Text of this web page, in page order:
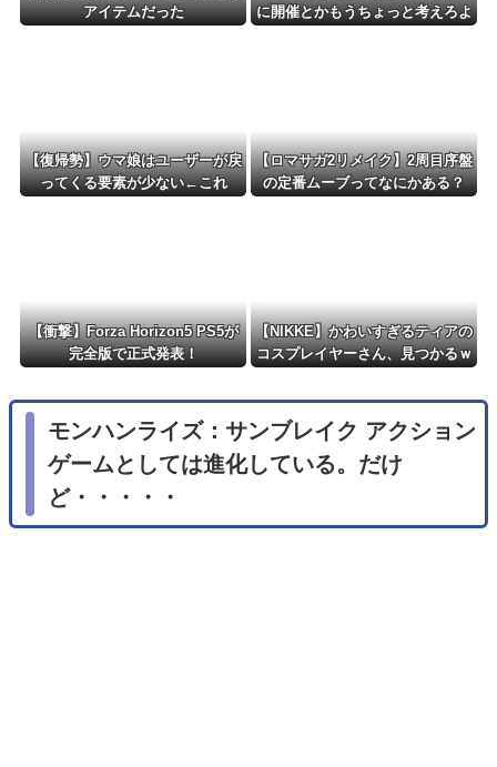
アイテムだった
に開催とかもうちょっと考えろよ
【復帰勢】ウマ娘はユーザーが戻
ってくる要素が少ない←これ
【ロマサガ2リメイク】2周目序盤
の定番ムーブってなにかある？
【衝撃】Forza Horizon5 PS5が
完全版で正式発表！
【NIKKE】かわいすぎるティアの
コスプレイヤーさん、見つかるｗ
モンハンライズ：サンブレイク アクション
ゲームとしては進化している。だけ
ど・・・・・